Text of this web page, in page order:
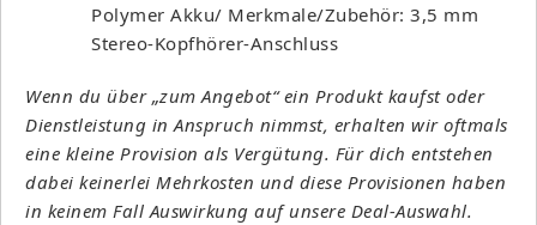
Polymer Akku/ Merkmale/Zubehör: 3,5 mm
Stereo-Kopfhörer-Anschluss
Wenn du über „zum Angebot“ ein Produkt kaufst oder
Dienstleistung in Anspruch nimmst, erhalten wir oftmals
eine kleine Provision als Vergütung. Für dich entstehen
dabei keinerlei Mehrkosten und diese Provisionen haben
in keinem Fall Auswirkung auf unsere Deal-Auswahl.